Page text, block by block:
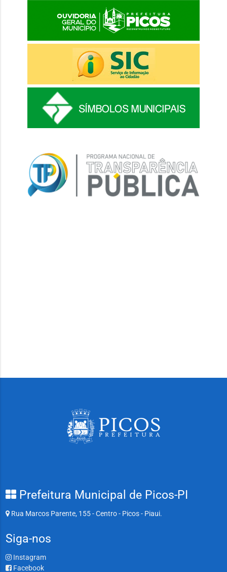
Prefeitura Municipal de Picos-PI
Rua Marcos Parente, 155 - Centro - Picos - Piaui.
Siga-nos
Instagram
Facebook